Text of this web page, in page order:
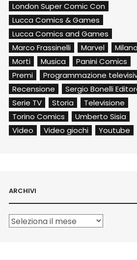
London Super Comic Con
Lucca Comics & Games
Lucca Comics and Games
Marco Frassinelli
Marvel
Milano
Morti
Musica
Panini Comics
Premi
Programmazione
Recensione
Sergio Bonelli
Serie TV
Storia
Televisione
Torino Comics
Umberto Sisia
Video
Video giochi Youtube
ARCHIVI
Archivi